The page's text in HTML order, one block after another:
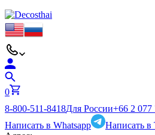
0
8-800-511-8418Для России+66 2 077
Написать в Whatsapp
Написать в